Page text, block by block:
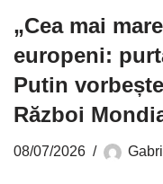
„Cea mai
europeni:
Putin
Război
08/07/2026